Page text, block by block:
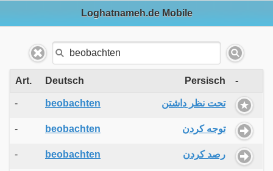
Loghatnameh.de Mobile
Art. Deutsch Persisch -
- beobachten تحت نظر داشتن
- beobachten توجه کردن
- beobachten رصد کردن